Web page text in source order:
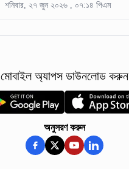
শনিবার, ২৭ জুন ২০২৬ , ০৭:১৪ পিএম
মোবাইল অ্যাপস ডাউনলোড করুন
অনুসরণ করুন